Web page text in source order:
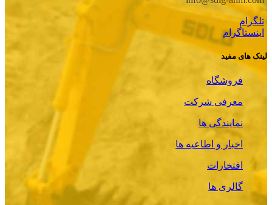
تلگرام
اینستاگرام
لینک های مفید
فروشگاه
معرفی شرکت
نمایندگی ها
اخبار و اطاعیه ها
افتخارات
گالری ها